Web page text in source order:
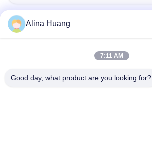
Γρήγορη επικοινωνία
Διεύθυνση
Alina Huang
7:11 AM
Good day, what product are you looking for?